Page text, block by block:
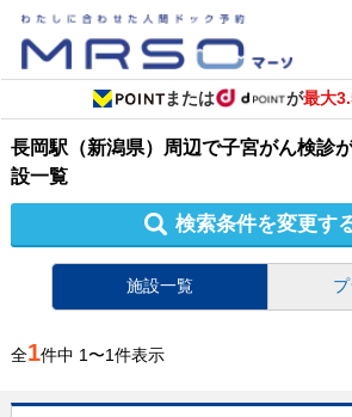
または が最大
長岡駅（新潟県）周辺で子宮がん検診
設一覧
検索条件を変更す
施設一覧
全1件中 1〜1件表示